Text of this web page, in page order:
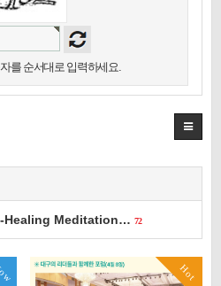
를 순서대로 입력하세요.
Healing Meditation… 72
Hot